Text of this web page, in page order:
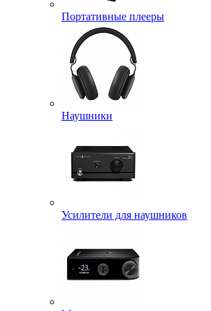
Портативные плееры
Наушники
Усилители для наушников